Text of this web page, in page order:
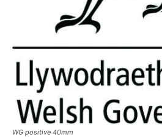
WG positive 40mm